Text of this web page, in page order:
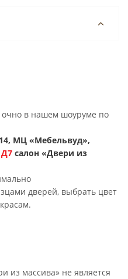
очно в нашем шоуруме по
МЦ «Мебельвуд»,
салон «Двери из
дверей, выбрать цвет
из массива» не является